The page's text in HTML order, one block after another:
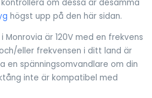
kontrollera om dessa är desamma
högst upp på den här sidan.
Monrovia är 120V med en frekvens
eller frekvensen i ditt land är
en spänningsomvandlare om din
inte är kompatibel med